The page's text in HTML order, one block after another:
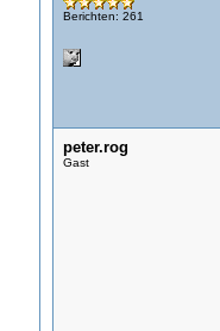
Berichten: 261
peter.rog
Gast